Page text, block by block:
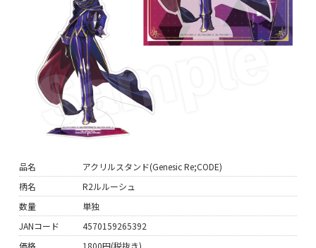
品名
アクリルスタンド(Genesic Re;CODE)
柄名
R2ルルーシュ
数量
単独
JANコード
4570159265392
価格
1800円(税抜き)